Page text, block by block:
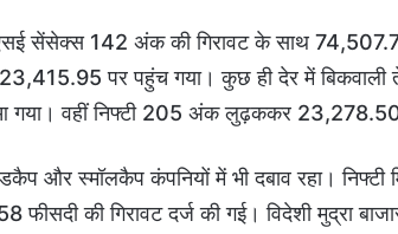
सेंसेक्स 142 अंक की गिरावट के साथ
पर पहुंच गया। कुछ ही देर में
वहीं निफ्टी 205 अंक लुढ़ककर 23,278.50 के
और स्मॉलकैप कंपनियों में भी दबाव रहा।
फीसदी की गिरावट दर्ज की गई। विदेशी मुद्रा